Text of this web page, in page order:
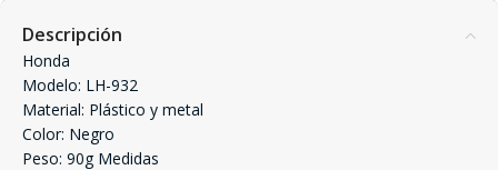
Descripción
Honda
Modelo: LH-932
Material: Plástico y metal
Color: Negro
Peso: 90g Medidas